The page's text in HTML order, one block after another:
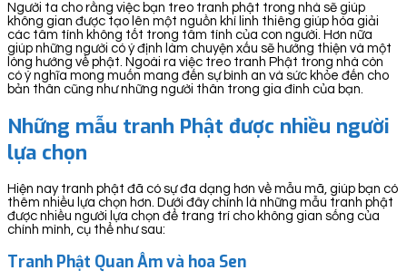
Người ta cho rằng việc bạn treo tranh phật trong nhà sẽ giúp
không gian được tạo lên một nguồn khí linh thiêng giúp hóa giải
các tâm tính không tốt trong tâm tính của con người. Hơn nữa
giúp những người có ý định làm chuyện xấu sẽ hướng thiện và một
lòng hướng về phật. Ngoài ra việc treo tranh Phật trong nhà còn
có ý nghĩa mong muốn mang đến sự bình an và sức khỏe đến cho
bản thân cũng như những người thân trong gia đình của bạn.
Những mẫu tranh Phật được nhiều người
lựa chọn
Hiện nay tranh phật đã có sự đa dạng hơn về mẫu mã, giúp bạn có
thêm nhiều lựa chọn hơn. Dưới đây chính là những mẫu tranh phật
được nhiều người lựa chọn để trang trí cho không gian sống của
chính mình, cụ thể như sau:
Tranh Phật Quan Âm và hoa Sen